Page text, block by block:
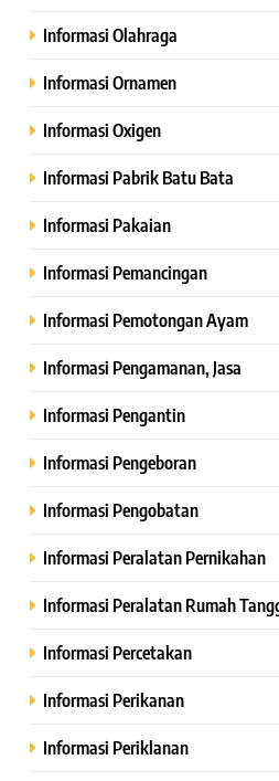
Informasi Olahraga
Informasi Ornamen
Informasi Oxigen
Informasi Pabrik Batu Bata
Informasi Pakaian
Informasi Pemancingan
Informasi Pemotongan Ayam
Informasi Pengamanan, Jasa
Informasi Pengantin
Informasi Pengeboran
Informasi Pengobatan
Informasi Peralatan Pernikahan
Informasi Peralatan Rumah
Informasi Percetakan
Informasi Perikanan
Informasi Periklanan